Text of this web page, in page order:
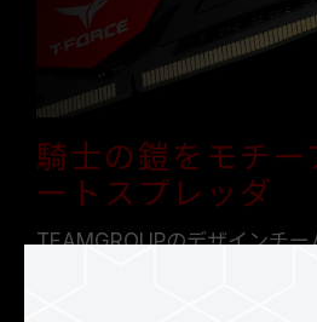
騎士の鎧をモチー
ートスプレッダ
TEAMGROUPのデザインチ
開発しました。最強の鎧をモ